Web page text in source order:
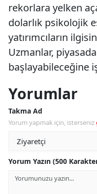
rekorlara yelken
dolarlık psikolojik
yatırımcıların
Uzmanlar,
başlayabileceğine
Yorumlar
Takma Ad
Yorum yapmak için, isterseniz
Yorum Yazın (500